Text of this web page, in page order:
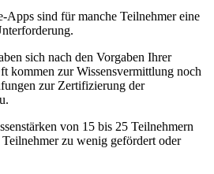
Apps sind für manche Teilnehmer eine
sich nach den Vorgaben Ihrer
kommen zur Wissensvermittlung noch
zur Zertifizierung der
von 15 bis 25 Teilnehmern
Teilnehmer zu wenig gefördert oder